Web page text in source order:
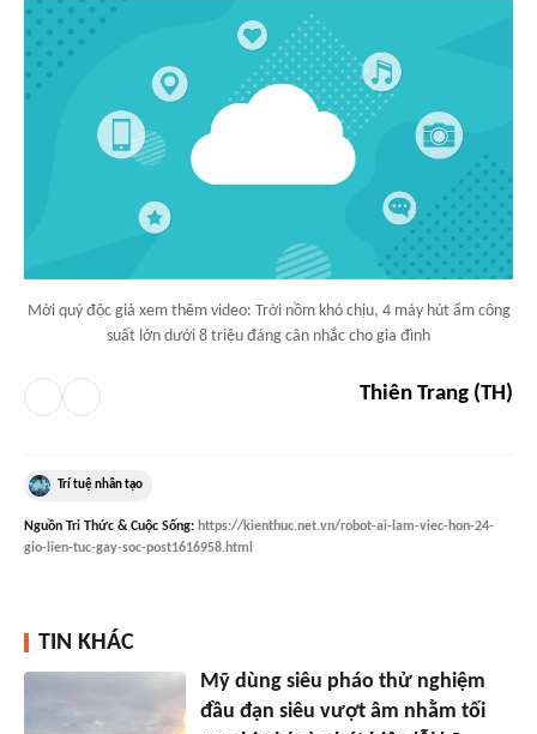
Mời quý độc giả xem thêm video: Trời nồm khó chịu, 4 máy hút ẩm công
suất lớn dưới 8 triệu đáng cân nhắc cho gia đình
Thiên Trang (TH)
Trí tuệ nhân tạo
Nguồn Tri Thức & Cuộc Sống: https://kienthuc.net.vn/robot-ai-lam-viec-hon-24-
gio-lien-tuc-gay-soc-post1616958.html
TIN KHÁC
Mỹ dùng siêu pháo thử nghiệm
đầu đạn siêu vượt âm nhằm tối